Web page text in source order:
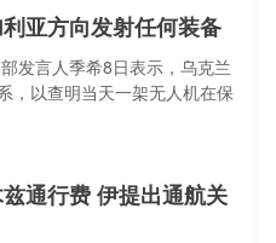
亚方向发射任何装备
发言人季希8日表示，乌克兰
，以查明当天一架无人机在保
通行费 伊提出通航关